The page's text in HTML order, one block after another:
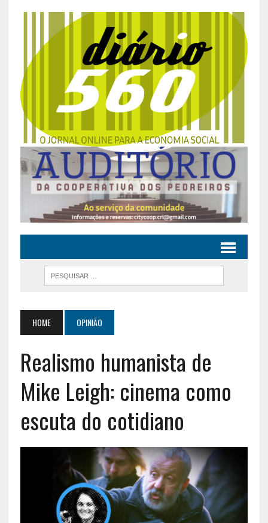
HOME OPINIÃO
Realismo humanista de
Mike Leigh: cinema como
escuta do cotidiano